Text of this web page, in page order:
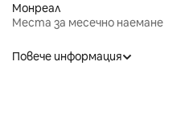
Монреал
Места за месечно наемане
Повече информация